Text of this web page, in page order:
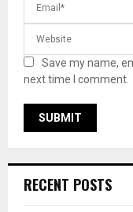
Save my name,
next time I comment.
RECENT POSTS